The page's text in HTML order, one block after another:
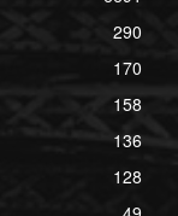
290
170
158
136
128